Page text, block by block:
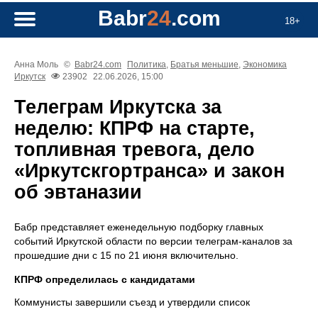
18+
Babr24.com
Анна Моль © Babr24.com Политика, Братья меньшие, Экономика
Иркутск
23902 22.06.2026, 15:00
Телеграм Иркутска за
неделю: КПРФ на старте,
топливная тревога, дело
«Иркутскгортранса» и закон
об эвтаназии
Бабр представляет еженедельную подборку главных
событий Иркутской области по версии телеграм-каналов за
прошедшие дни с 15 по 21 июня включительно.
КПРФ определилась с кандидатами
Коммунисты завершили съезд и утвердили список